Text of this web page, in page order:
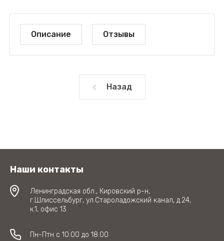
Описание Отзывы
Назад
Наши контакты
Ленинградская обл., Кировский р-н,
г.Шлиссельбург, ул.Староладожский канал, д.24,
к.1, офис 13
Пн-Птн с 10:00 до 18:00